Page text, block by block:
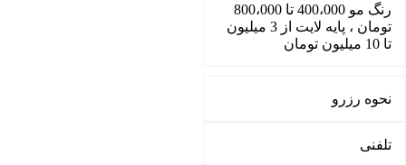
رنگ مو 400،000 تا 800،000
تومان ، پایه لایت از 3 میلیون
تا 10 میلیون تومان
نحوه رزرو
تلفنی